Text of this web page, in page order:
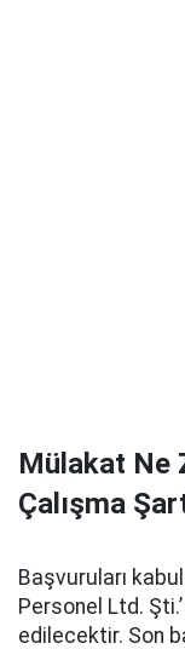
Mülakat Ne
Çalışma
Başvuruları
Personel Ltd.
edilecektir. Son